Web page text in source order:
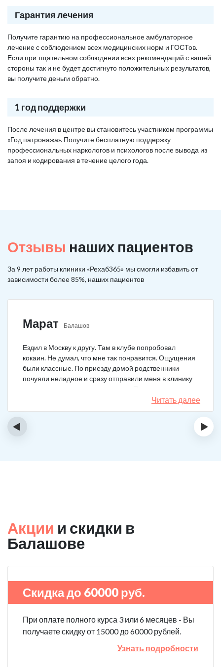
Гарантия лечения
Получите гарантию на профессиональное амбулаторное
лечение с соблюдением всех медицинских норм и ГОСТов.
Если при тщательном соблюдении всех рекомендаций с вашей
стороны так и не будет достигнуто положительных результатов,
вы получите деньги обратно.
1 год поддержки
После лечения в центре вы становитесь участником программы
«Год патронажа». Получите бесплатную поддержку
профессиональных наркологов и психологов после вывода из
запоя и кодирования в течение целого года.
Отзывы наших пациентов
За 9 лет работы клиники «Рехаб365» мы смогли избавить от
зависимости более 85%, наших пациентов
Марат Балашов
Ездил в Москву к другу. Там в клубе попробовал
кокаин. Не думал, что мне так понравится. Ощущения
были классные. По приезду домой родственники
почуяли неладное и сразу отправили меня в клинику
после того как я им все рассказал. Прошел курс
лечения, но мысли о коксе не прошли. Сейчас хожу на
курсы анонимных наркоманов, делаю все, чтобы
Читать далее
‹ ›
Акции и скидки в
Балашове
Скидка до 60000 руб.
При оплате полного курса 3 или 6 месяцев - Вы
получаете скидку от 15000 до 60000 рублей.
Узнать подробности